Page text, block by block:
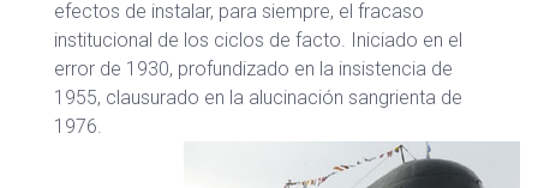
efectos de instalar, para siempre, el fracaso
institucional de los ciclos de facto. Iniciado en el
error de 1930, profundizado en la insistencia de
1955, clausurado en la alucinación sangrienta de
1976.